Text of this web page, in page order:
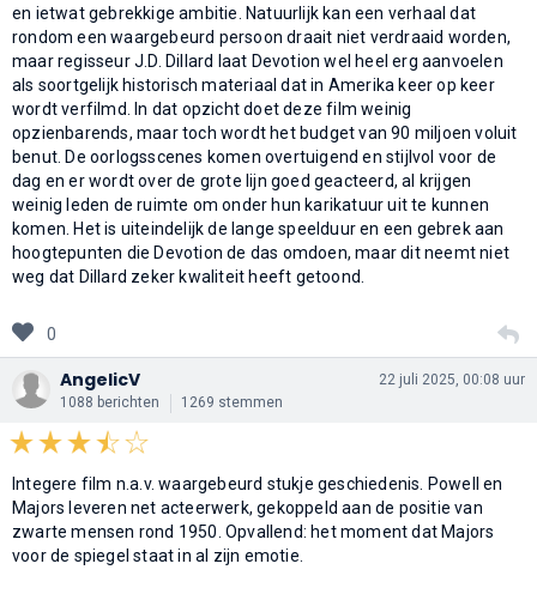
en ietwat gebrekkige ambitie. Natuurlijk kan een verhaal dat
rondom een waargebeurd persoon draait niet verdraaid worden,
maar regisseur J.D. Dillard laat Devotion wel heel erg aanvoelen
als soortgelijk historisch materiaal dat in Amerika keer op keer
wordt verfilmd. In dat opzicht doet deze film weinig
opzienbarends, maar toch wordt het budget van 90 miljoen voluit
benut. De oorlogsscenes komen overtuigend en stijlvol voor de
dag en er wordt over de grote lijn goed geacteerd, al krijgen
weinig leden de ruimte om onder hun karikatuur uit te kunnen
komen. Het is uiteindelijk de lange speelduur en een gebrek aan
hoogtepunten die Devotion de das omdoen, maar dit neemt niet
weg dat Dillard zeker kwaliteit heeft getoond.
0
AngelicV
1088 berichten 1269 stemmen
22 juli 2025, 00:08 uur
Integere film n.a.v. waargebeurd stukje geschiedenis. Powell en
Majors leveren net acteerwerk, gekoppeld aan de positie van
zwarte mensen rond 1950. Opvallend: het moment dat Majors
voor de spiegel staat in al zijn emotie.